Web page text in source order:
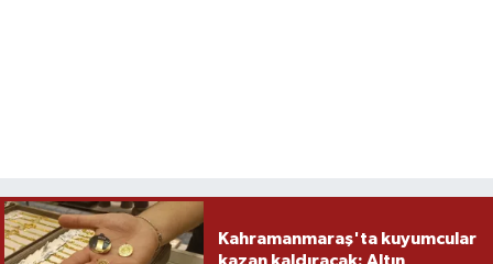
Kahramanmaraş'ta kuyumcular